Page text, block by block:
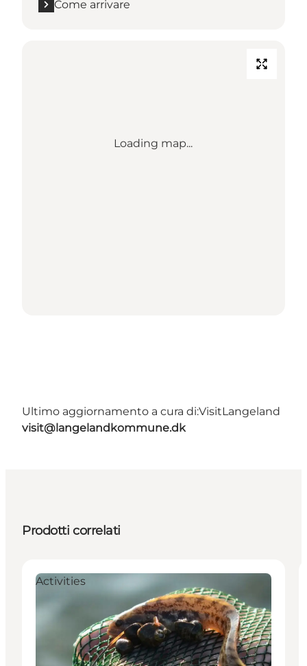
Come arrivare
Loading map...
Ultimo aggiornamento a cura di:VisitLangeland
visit@langelandkommune.dk
Prodotti correlati
Activities